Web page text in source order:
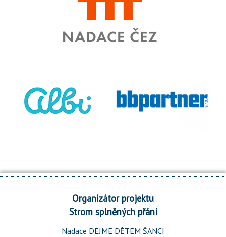
Organizátor projektu
Strom splněných přání
Nadace DEJME DĚTEM ŠANCI